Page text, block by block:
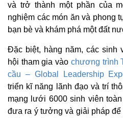
và trở thành một phần của
nghiệm các món ăn và phong
bạn bè và khám phá một đất
Đặc biệt, hàng năm, các sinh
hội tham gia vào chương trình
cầu – Global Leadership
triển kĩ năng lãnh đạo và trí
mạng lưới 6000 sinh viên
đưa ra ý tưởng và giải pháp